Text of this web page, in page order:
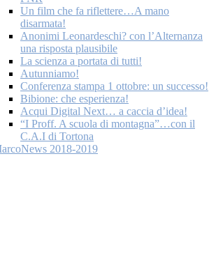
Un film che fa riflettere…A mano
disarmata!
Anonimi Leonardeschi? con l’Alternanza
una risposta plausibile
La scienza a portata di tutti!
Autunniamo!
Conferenza stampa 1 ottobre: un successo!
Bibione: che esperienza!
Acqui Digital Next… a caccia d’idea!
“I Proff. A scuola di montagna”…con il
C.A.I di Tortona
2018-2019